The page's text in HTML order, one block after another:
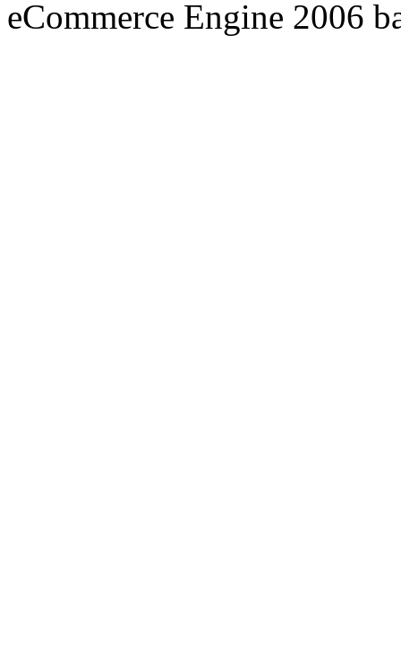
eCommerce Engine 2006